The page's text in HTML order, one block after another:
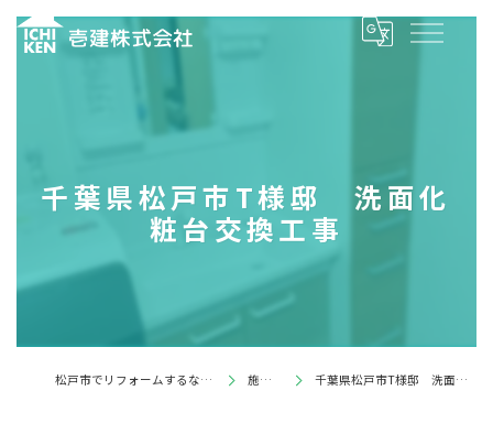
千葉県松戸市T様邸 洗面化
粧台交換工事
松戸市でリフォームするなら壱建株式会社 施工事例 千葉県松戸市T様邸 洗面化粧台交換工事